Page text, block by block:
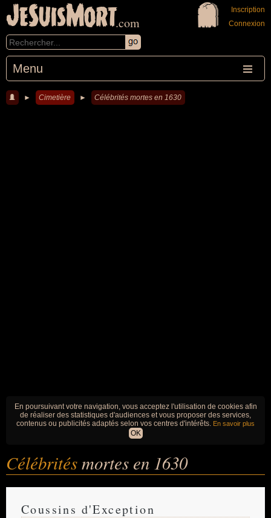
JeSuisMort.com
Menu
Inscription
Connexion
► Cimetière ► Célébrités mortes en 1630
En poursuivant votre navigation, vous acceptez l'utilisation de cookies afin
de réaliser des statistiques d'audiences et vous proposer des services,
contenus ou publicités adaptés selon vos centres d'intérêts. En savoir plus
OK
Célébritésmortes en 1630
Coussins d'Exception